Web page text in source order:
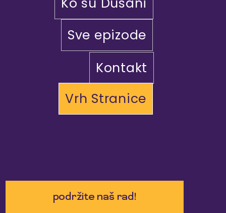
Sve epizode
Kontakt
Vrh Stranice
podržite naš rad!